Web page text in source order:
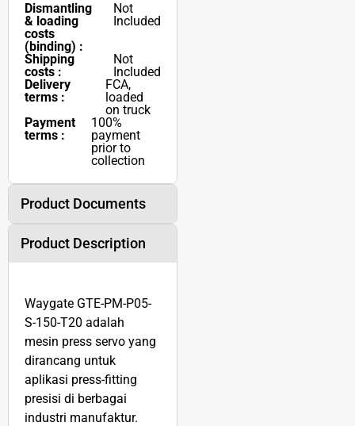
Dismantling
& loading
costs
(binding) :
Not
Included
Shipping
costs :
Not
Included
Delivery
terms :
FCA,
loaded
on truck
Payment
terms :
100%
payment
prior to
collection
Product Documents
Product Description
Waygate GTE-PM-P05-
S-150-T20 adalah
mesin press servo yang
dirancang untuk
aplikasi press-fitting
presisi di berbagai
industri manufaktur.